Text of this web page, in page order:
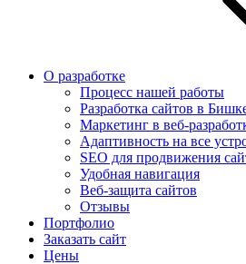
О разработке
Процесс нашей работы
Разработка сайтов в
Маркетинг в веб-
Адаптивность на все
SEO для продвижения
Удобная навигация
Веб-защита сайтов
Отзывы
Портфолио
Заказать сайт
Цены